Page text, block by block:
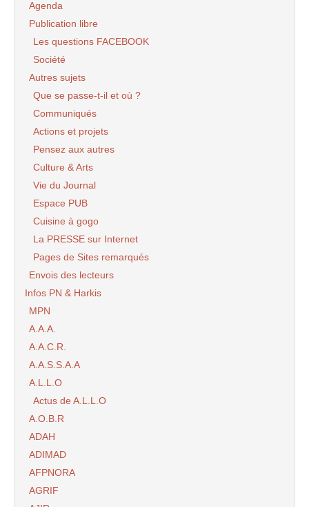
Agenda
Publication libre
Les questions FACEBOOK
Société
Autres sujets
Que se passe-t-il et où ?
Communiqués
Actions et projets
Pensez aux autres
Culture & Arts
Vie du Journal
Espace PUB
Cuisine à gogo
La PRESSE sur Internet
Pages de Sites remarqués
Envois des lecteurs
Infos PN & Harkis
MPN
A.A.A.
A.A.C.R.
A.A.S.S.A.A
A.L.L.O
Actus de A.L.L.O
A.O.B.R
ADAH
ADIMAD
AFPNORA
AGRIF